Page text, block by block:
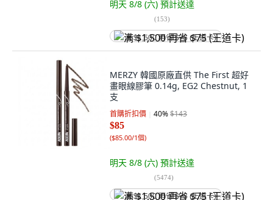
明天 8/8 (六) 預計送達
(153)
满 $1,500 再省 $75 (王道卡)
MERZY 韓國原廠直供 The First 超好
畫眼線膠筆 0.14g, EG2 Chestnut, 1
支
首購折扣價 40%$143
$85
($85.00/1個)
明天 8/8 (六) 預計送達
(5474)
满 $1,500 再省 $75 (王道卡)